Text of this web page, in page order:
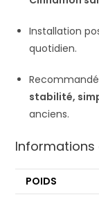
Installation
quotidien.
stabilité,
anciens.
POIDS